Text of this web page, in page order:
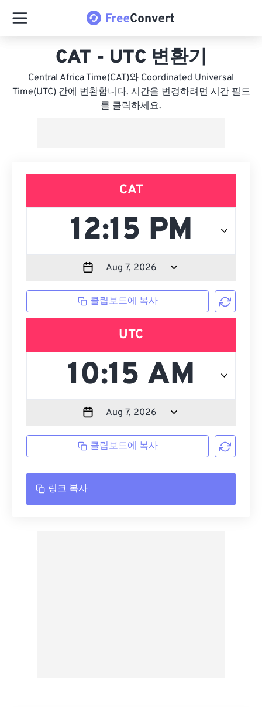
CAT - UTC 변환기
Central Africa Time(CAT)와 Coordinated Universal
Time(UTC) 간에 변환합니다. 시간을 변경하려면 시간 필드
를 클릭하세요.
CAT
클립보드에 복사
UTC
클립보드에 복사
링크 복사